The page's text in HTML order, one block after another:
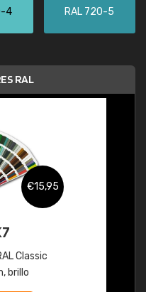
4 RAL 720-5
RAL
€15,95
Classic
brillo